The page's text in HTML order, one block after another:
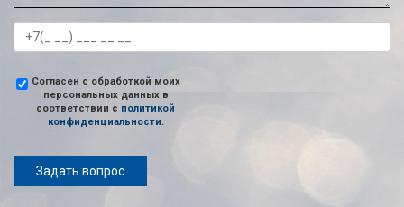
Согласен с обработкой моих
персональных данных в
соответствии с политикой
конфиденциальности.
Задать вопрос